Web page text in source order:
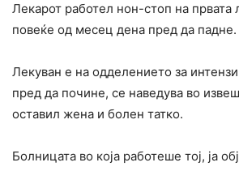
Лекарот работел нон-стоп на првата
повеќе од месец дена пред да падне.
Лекуван е на одделението за
пред да почине, се наведува во
оставил жена и болен татко.
Болницата во која работеше тој, ја